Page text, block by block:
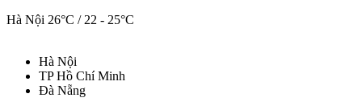
Hà Nội 26°C / 22 - 25°C
Hà Nội
TP Hồ Chí Minh
Đà Nẵng